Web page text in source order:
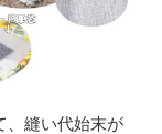
、縫い代始末が